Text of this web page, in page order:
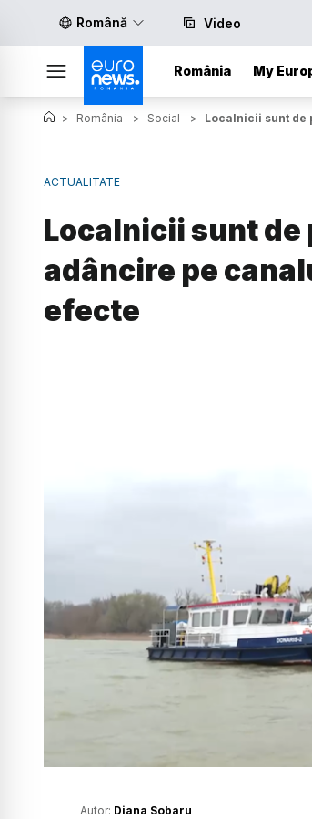
Română Video
România My
> România > Social > Localnicii sunt de
ACTUALITATE
Localnicii sunt de
adâncire pe
efecte
Autor: Diana Sobaru